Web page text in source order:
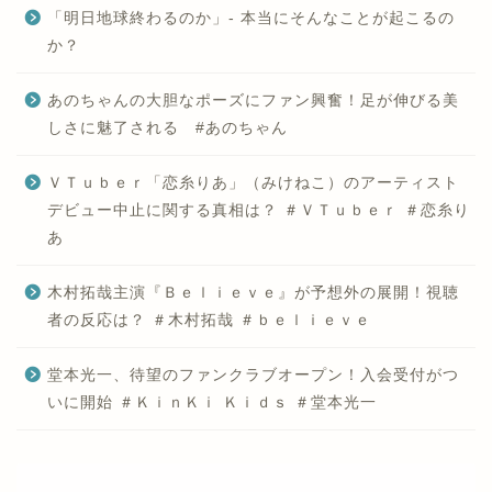
「明日地球終わるのか」- 本当にそんなことが起こるの
か？
あのちゃんの大胆なポーズにファン興奮！足が伸びる美
しさに魅了される #あのちゃん
ＶＴｕｂｅｒ「恋糸りあ」（みけねこ）のアーティスト
デビュー中止に関する真相は？ ＃ＶＴｕｂｅｒ ＃恋糸り
あ
木村拓哉主演『Ｂｅｌｉｅｖｅ』が予想外の展開！視聴
者の反応は？ ＃木村拓哉 ＃ｂｅｌｉｅｖｅ
堂本光一、待望のファンクラブオープン！入会受付がつ
いに開始 ＃ＫｉｎＫｉ Ｋｉｄｓ ＃堂本光一